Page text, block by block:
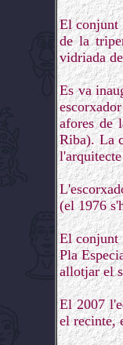
El conjunt
de la
vidriada
Es va
afores de
Riba). La
(el 1976
El conjunt
Pla
allotjar el
El 2007
el recinte,